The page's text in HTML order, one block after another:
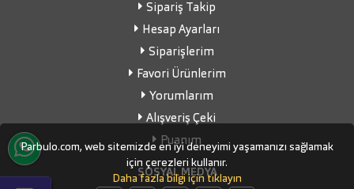
Sipariş Takip
Hesap Ayarları
Siparişlerim
Favori Ürünlerim
Yorumlarım
Alışveriş Çeki
Puanım
SOSYAL MEDYA
Parbulo.com, web sitemizde en iyi deneyimi yaşamanızı sağlamak
için çerezleri kullanır.
Daha fazla bilgi için tıklayın